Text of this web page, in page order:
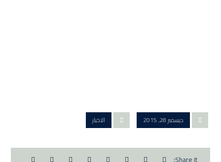
ديسمبر 28, 2015 الاخبار